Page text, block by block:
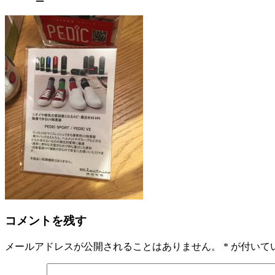
コメントを残す
メールアドレスが公開されることはありません。 * が付いて